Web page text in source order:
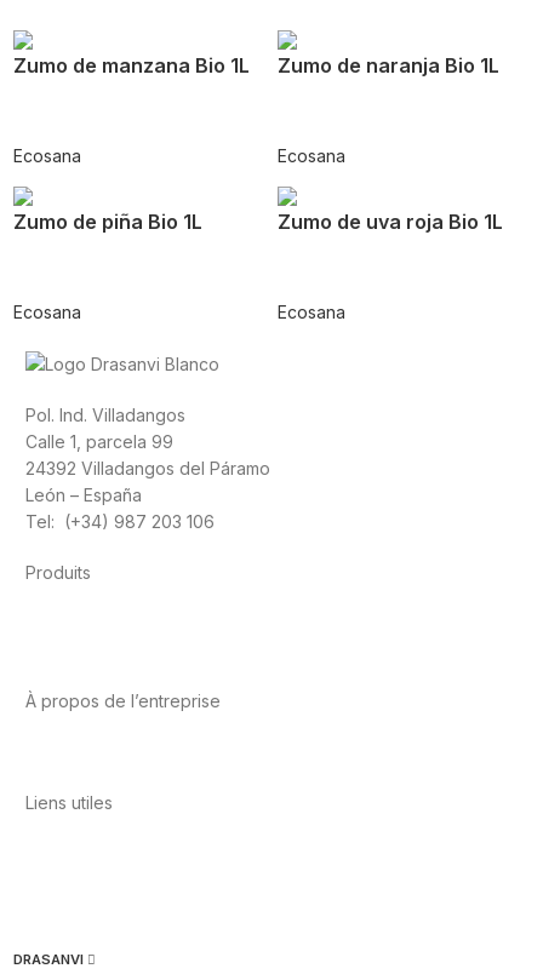
Zumo de manzana Bio 1L
Ecosana
Zumo de naranja Bio 1L
Ecosana
Zumo de piña Bio 1L
Ecosana
Zumo de uva roja Bio 1L
Ecosana
Pol. Ind. Villadangos
Calle 1, parcela 99
24392 Villadangos del Páramo
León – España
Tel: (+34) 987 203 106
Produits
À propos de l’entreprise
Liens utiles
DRASANVI